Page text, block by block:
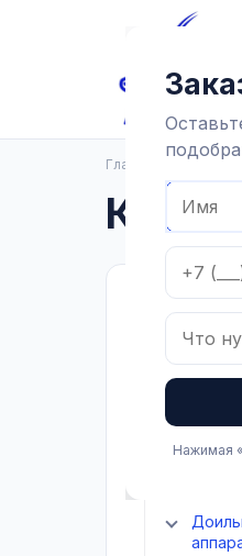
Главная Каталог
Фильтры
Категории
Все
Доильная
и запчасти
Показать
Нажимая